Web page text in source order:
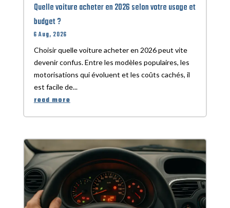
Quelle voiture acheter en 2026 selon votre usage et
budget ?
6 Aug, 2026
Choisir quelle voiture acheter en 2026 peut vite
devenir confus. Entre les modèles populaires, les
motorisations qui évoluent et les coûts cachés, il
est facile de...
read more